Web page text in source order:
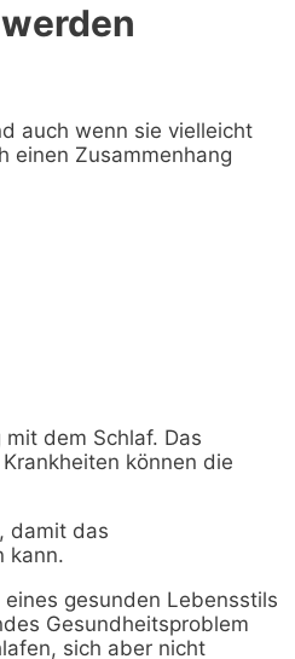
auch wenn sie vielleicht
einen Zusammenhang
dem Schlaf. Das
können die
damit das
kann.
gesunden Lebensstils
Gesundheitsproblem
sich aber nicht